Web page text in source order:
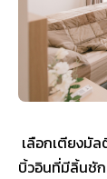
เลือกเตียงมั
บิ้วอินที่มีลิ้นชั